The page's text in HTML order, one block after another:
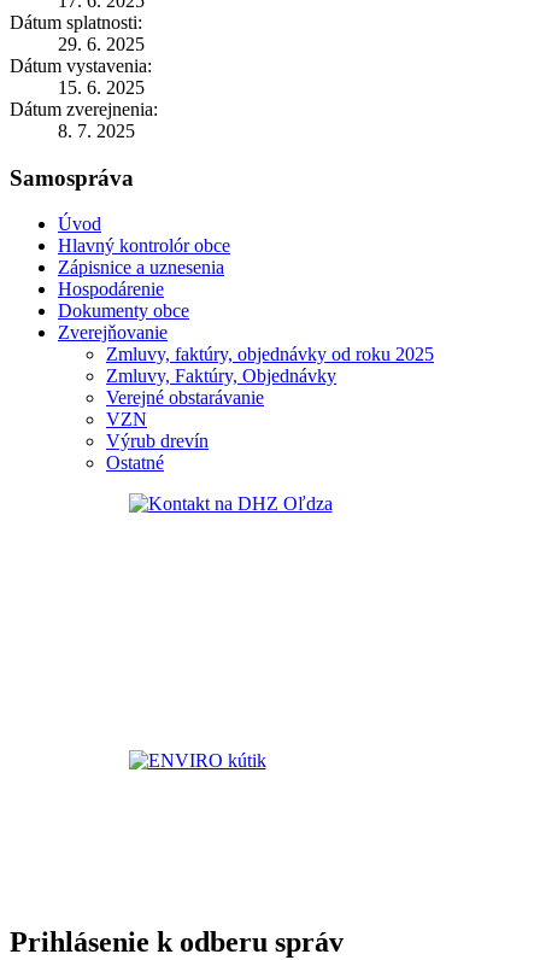
Dátum splatnosti:
29. 6. 2025
Dátum vystavenia:
15. 6. 2025
Dátum zverejnenia:
8. 7. 2025
Samospráva
Úvod
Hlavný kontrolór obce
Zápisnice a uznesenia
Hospodárenie
Dokumenty obce
Zverejňovanie
Zmluvy, faktúry, objednávky od roku 2025
Zmluvy, Faktúry, Objednávky
Verejné obstarávanie
VZN
Výrub drevín
Ostatné
Prihlásenie k odberu správ